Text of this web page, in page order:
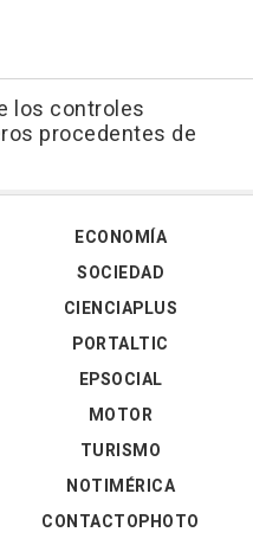
los controles
procedentes de
ECONOMÍA
SOCIEDAD
CIENCIAPLUS
PORTALTIC
EPSOCIAL
MOTOR
TURISMO
NOTIMÉRICA
CONTACTOPHOTO